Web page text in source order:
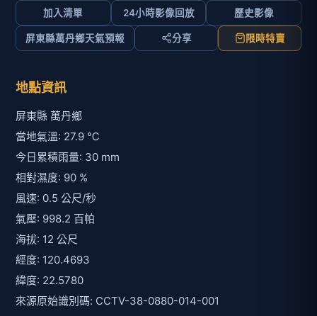
加入清單 24小時影像回放 歷史影像
屏東縣萬丹鄉天氣預報 分享 限時特賣
地點資訊
屏東縣 萬丹鄉
當地氣溫: 27.9 ℃
今日累積雨量: 30 mm
相對濕度: 90 %
風速: 0.5 公尺/秒
氣壓: 998.2 百帕
海拔: 12 公尺
經度: 120.4693
緯度: 22.5780
來源原始識別碼: CCTV-38-0880-014-001